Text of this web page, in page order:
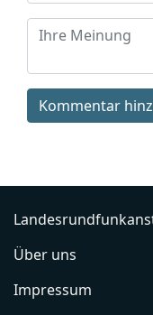
Kommentar
Über uns
Impressum